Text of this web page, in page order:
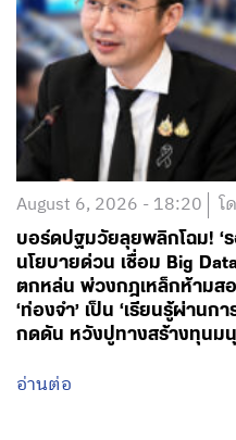
August 6, 2026 - 18:20 โ
บอร์ดปฐมวัยลุยพลิกโฉม! ‘
นโยบายด่วน เชื่อม Big
ตกหล่น พ่วงกฎเหล็กห้ามส
‘ท่องจำ’ เป็น ‘เรียนรู้ผ่านก
กดดัน หวังปูทางสร้างทุนม
อ่านต่อ